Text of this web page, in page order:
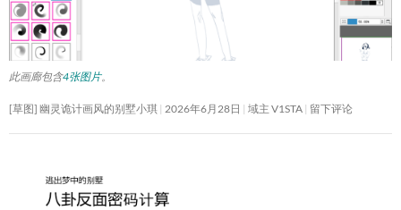
此画廊包含4张图片。
[草图] 幽灵诡计画风的别墅小琪 2026年6月28日 域主 V1STA 留下评论